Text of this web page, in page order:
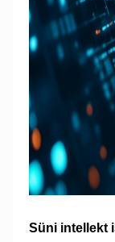
Süni intellekt